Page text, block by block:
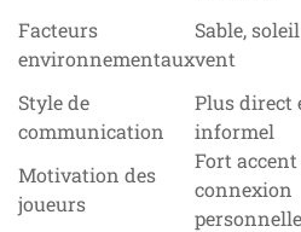
Facteurs
environnementaux
Sable,
vent
Style de
communication
Plus direct
informel
Motivation des
joueurs
Fort
connexion
personnelle